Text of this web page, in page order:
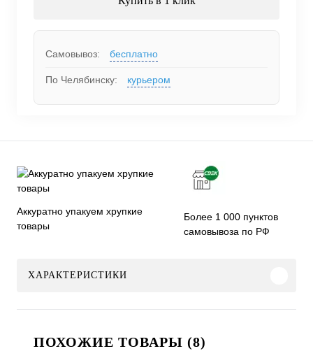
Самовывоз: бесплатно
По Челябинску: курьером
Аккуратно упакуем хрупкие
товары
Более 1 000 пунктов
самовывоза по РФ
ХАРАКТЕРИСТИКИ
ПОХОЖИЕ ТОВАРЫ (8)